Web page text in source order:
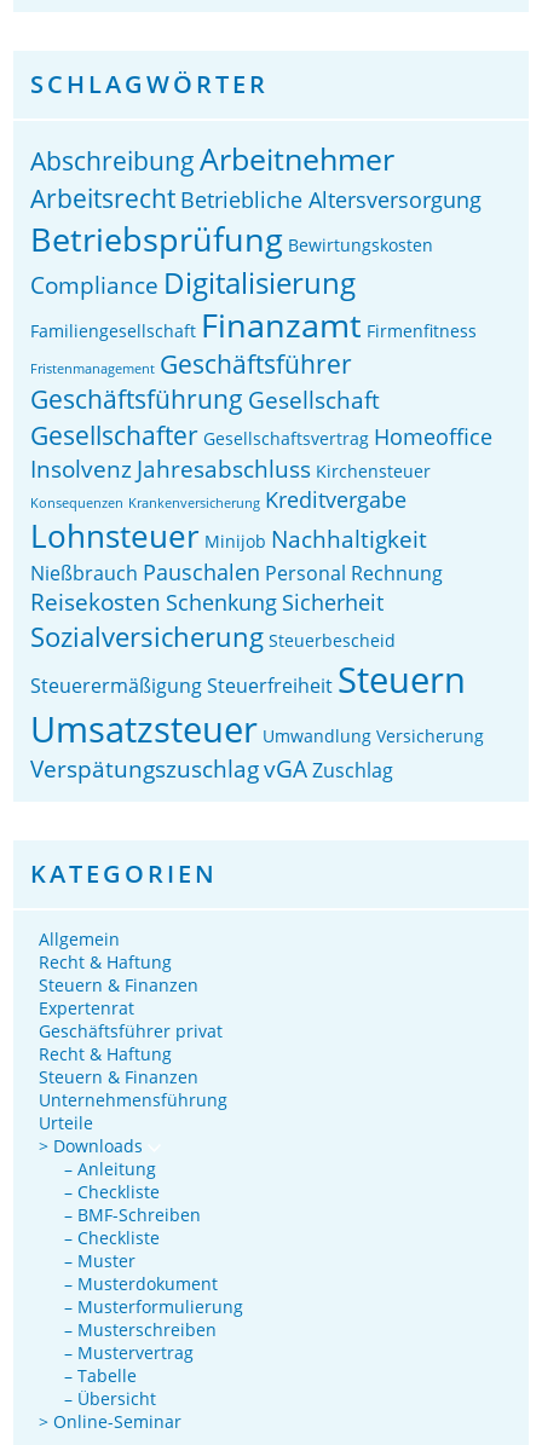
SCHLAGWÖRTER
AbschreibungArbeitnehmer
Arbeitsrecht Betriebliche Altersversorgung
Betriebsprüfung Bewirtungskosten
Compliance Digitalisierung
Familiengesellschaft Finanzamt Firmenfitness
Fristenmanagement Geschäftsführer
Geschäftsführung Gesellschaft
Gesellschafter Gesellschaftsvertrag Homeoffice
InsolvenzJahresabschluss Kirchensteuer
Konsequenzen Krankenversicherung Kreditvergabe
Lohnsteuer Minijob Nachhaltigkeit
Nießbrauch Pauschalen Personal Rechnung
Reisekosten Schenkung Sicherheit
Sozialversicherung Steuerbescheid
SteuerermäßigungSteuerfreiheit Steuern
Umsatzsteuer Umwandlung Versicherung
VerspätungszuschlagvGAZuschlag
KATEGORIEN
Allgemein
Recht & Haftung
Steuern & Finanzen
Expertenrat
Geschäftsführer privat
Recht & Haftung
Steuern & Finanzen
Unternehmensführung
Urteile
> Downloads
– Anleitung
– Checkliste
– BMF-Schreiben
– Checkliste
– Muster
– Musterdokument
– Musterformulierung
– Musterschreiben
– Mustervertrag
– Tabelle
– Übersicht
> Online-Seminar